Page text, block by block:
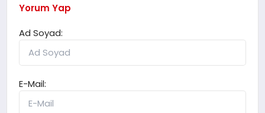
Yorum Yap
Ad Soyad:
E-Mail: